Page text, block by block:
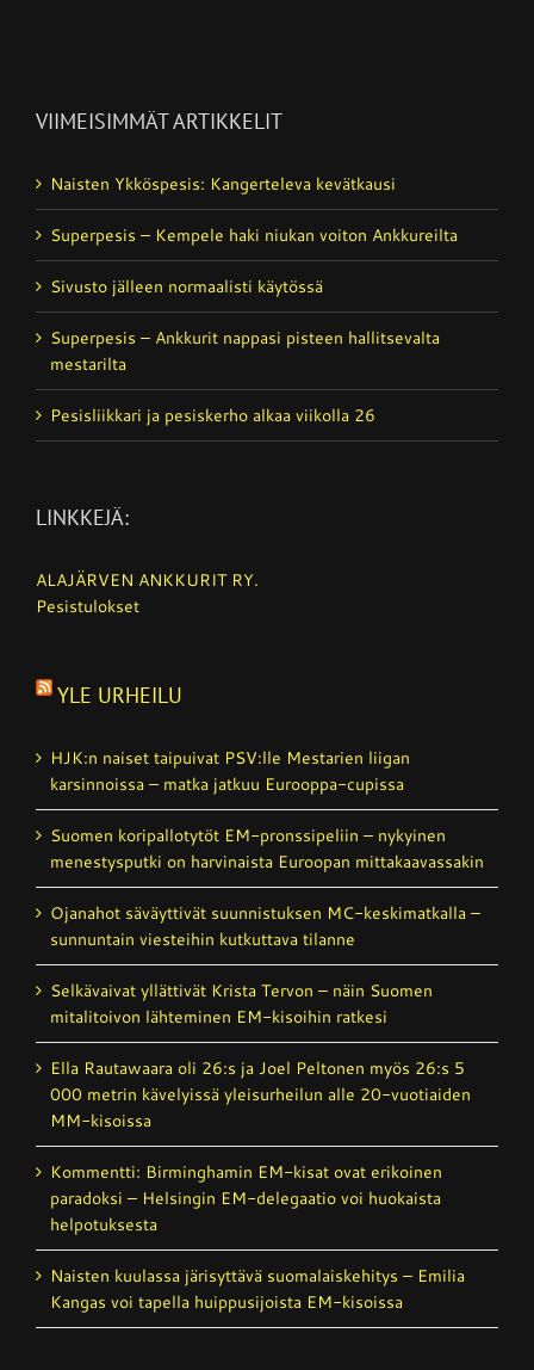
VIIMEISIMMÄT ARTIKKELIT
Naisten Ykköspesis: Kangerteleva kevätkausi
Superpesis – Kempele haki niukan voiton Ankkureilta
Sivusto jälleen normaalisti käytössä
Superpesis – Ankkurit nappasi pisteen hallitsevalta
mestarilta
Pesisliikkari ja pesiskerho alkaa viikolla 26
LINKKEJÄ:
ALAJÄRVEN ANKKURIT RY.
Pesistulokset
YLE URHEILU
HJK:n naiset taipuivat PSV:lle Mestarien liigan
karsinnoissa – matka jatkuu Eurooppa-cupissa
Suomen koripallotytöt EM-pronssipeliin – nykyinen
menestysputki on harvinaista Euroopan mittakaavassakin
Ojanahot säväyttivät suunnistuksen MC-keskimatkalla –
sunnuntain viesteihin kutkuttava tilanne
Selkävaivat yllättivät Krista Tervon – näin Suomen
mitalitoivon lähteminen EM-kisoihin ratkesi
Ella Rautawaara oli 26:s ja Joel Peltonen myös 26:s 5
000 metrin kävelyissä yleisurheilun alle 20-vuotiaiden
MM-kisoissa
Kommentti: Birminghamin EM-kisat ovat erikoinen
paradoksi – Helsingin EM-delegaatio voi huokaista
helpotuksesta
Naisten kuulassa järisyttävä suomalais­kehitys – Emilia
Kangas voi tapella huippusijoista EM-kisoissa